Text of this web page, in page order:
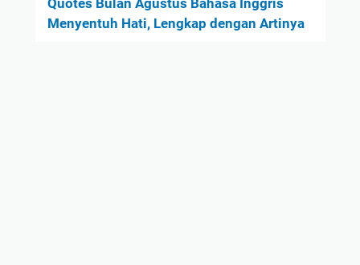
Menyentuh Hati, Lengkap dengan Artinya